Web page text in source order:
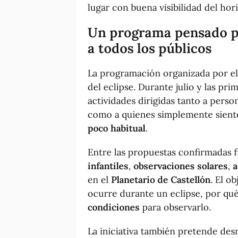
lugar con buena visibilidad del
Un programa pensado
a todos los públicos
La programación organizada por
del eclipse. Durante julio y las
actividades dirigidas tanto a
como a quienes simplemente
poco habitual.
Entre las propuestas confirmadas
infantiles, observaciones solares,
en el Planetario de Castellón. El
ocurre durante un eclipse, por
condiciones para observarlo.
La iniciativa también pretende